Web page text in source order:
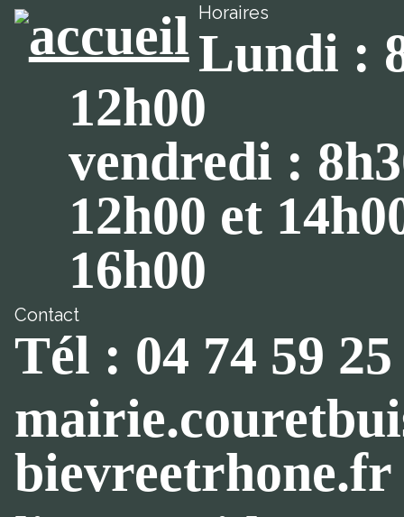
Horaires
Lundi :
12h00
vendredi :
12h00 et
16h00
Contact
Tél : 04 74 59 25
bievreetrhone.fr